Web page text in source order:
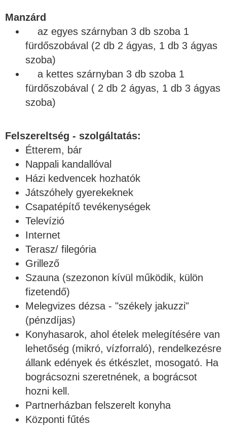
Manzárd
az egyes szárnyban 3 db szoba 1
fürdőszobával (2 db 2 ágyas, 1 db 3 ágyas
szoba)
a kettes szárnyban 3 db szoba 1
fürdőszobával ( 2 db 2 ágyas, 1 db 3 ágyas
szoba)
Felszereltség - szolgáltatás:
Étterem, bár
Nappali kandallóval
Házi kedvencek hozhatók
Játszóhely gyerekeknek
Csapatépítő tevékenységek
Televízió
Internet
Terasz/ filegória
Grillező
Szauna (szezonon kívül működik, külön
fizetendő)
Melegvizes dézsa - "székely jakuzzi"
(pénzdíjas)
Konyhasarok, ahol ételek melegítésére van
lehetőség (mikró, vízforraló), rendelkezésre
állank edények és étkészlet, mosogató. Ha
bográcsozni szeretnének, a bográcsot
hozni kell.
Partnerházban felszerelt konyha
Központi fűtés